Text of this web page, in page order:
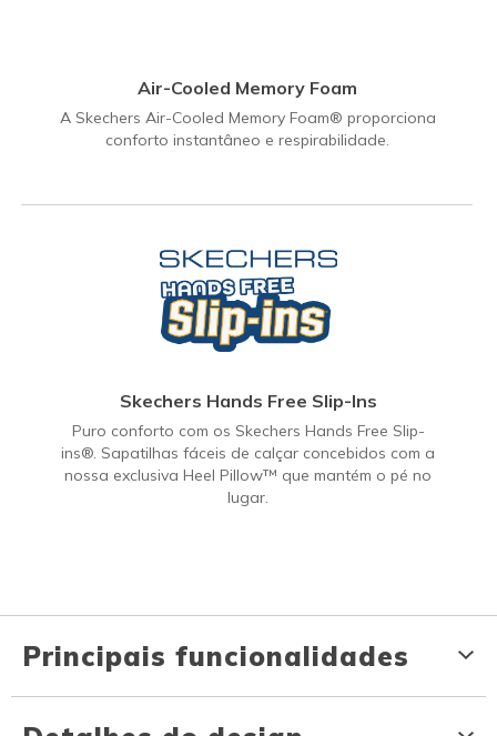
Air-Cooled Memory Foam
A Skechers Air-Cooled Memory Foam® proporciona
conforto instantâneo e respirabilidade.
Skechers Hands Free Slip-Ins
Puro conforto com os Skechers Hands Free Slip-
ins®. Sapatilhas fáceis de calçar concebidos com a
nossa exclusiva Heel Pillow™ que mantém o pé no
lugar.
Principais funcionalidades